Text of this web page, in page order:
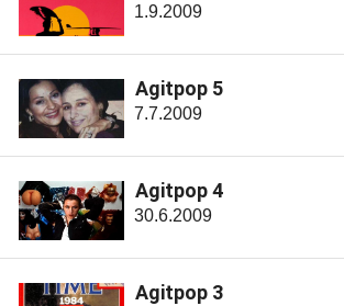
1.9.2009
Agitpop 5
7.7.2009
Agitpop 4
30.6.2009
Agitpop 3